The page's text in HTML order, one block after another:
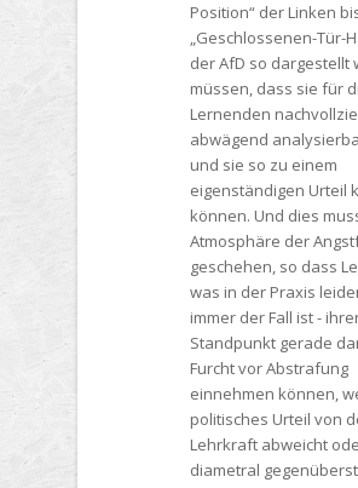
Position“ der Linken
„Geschlossenen-Tür-
der AfD so dargestellt
müssen, dass sie für
Lernenden
abwägend
und sie so zu einem
eigenständigen Urteil
können. Und dies
Atmosphäre der
geschehen, so dass
was in der Praxis
immer der Fall ist -
Standpunkt gerade
Furcht vor Abstrafung
einnehmen können,
politisches Urteil von
Lehrkraft abweicht
diametral